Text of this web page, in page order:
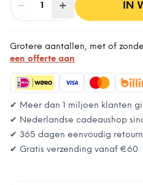
− Aantal
1 + IN
Grotere aantallen, met of
een offerte aan
✔ Meer dan 1 miljoen klanten
✔ Nederlandse cadeaushop
✔ 365 dagen eenvoudig
✔ Gratis verzending vanaf €60